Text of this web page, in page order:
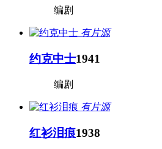
编剧
有片源
约克中士1941
编剧
有片源
红衫泪痕1938